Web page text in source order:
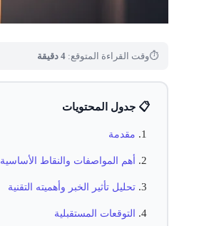
⏱وقت القراءة المتوقع: 4 دقيقة
📋 جدول المحتويات
مقدمة
أهم المواصفات والنقاط الأساسية
تحليل تأثير الخبر وأهميته التقنية
التوقعات المستقبلية